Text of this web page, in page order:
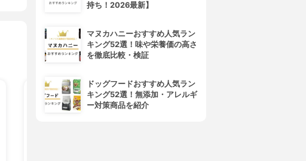
4位
持ち！2026最新】
マヌカハニーおすすめ人気ラン
キング52選！味や栄養価の高さ
を徹底比較・検証
ドッグフードおすすめ人気ラン
キング52選！無添加・アレルギ
ー対策商品を紹介